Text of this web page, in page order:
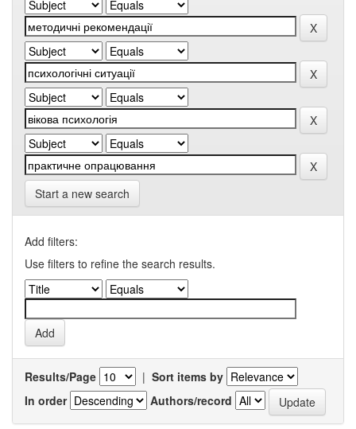
Start a new search
Add filters:
Use filters to refine the search results.
Results/Page | Sort items by
In order
Authors/record